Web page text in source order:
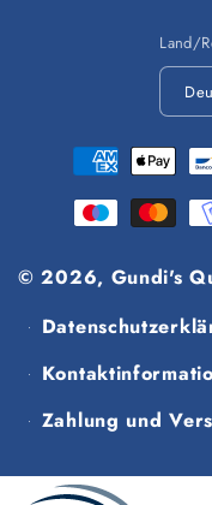
Land/
Zahlungsmethoden
© 2026, Gundi's
Zahlung und